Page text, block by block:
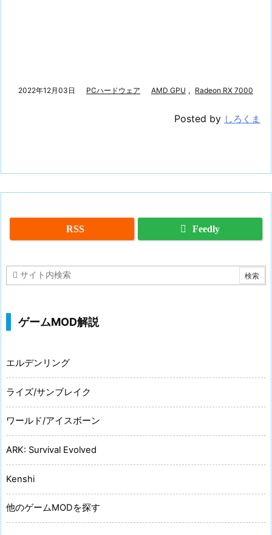
2022年12月03日 PCハードウェア AMD GPU , Radeon RX 7000
Posted by しろくま
RSS Feedly
ゲームMOD解説
エルデンリング
ライズ/サンブレイク
ワールド/アイスボーン
ARK: Survival Evolved
Kenshi
他のゲームMODを探す